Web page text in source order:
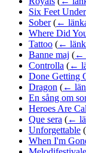
Six Feet Under
Sober (←
Where Did
Tattoo (←
Banne maj (←
Controlla (←
Done Getting
Dragon (←
En sång om
Heroes Are
Que sera (←
Unforgettable (
When I'm